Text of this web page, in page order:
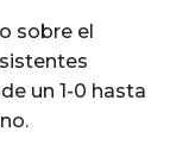
sobre el
un 1-0 hasta